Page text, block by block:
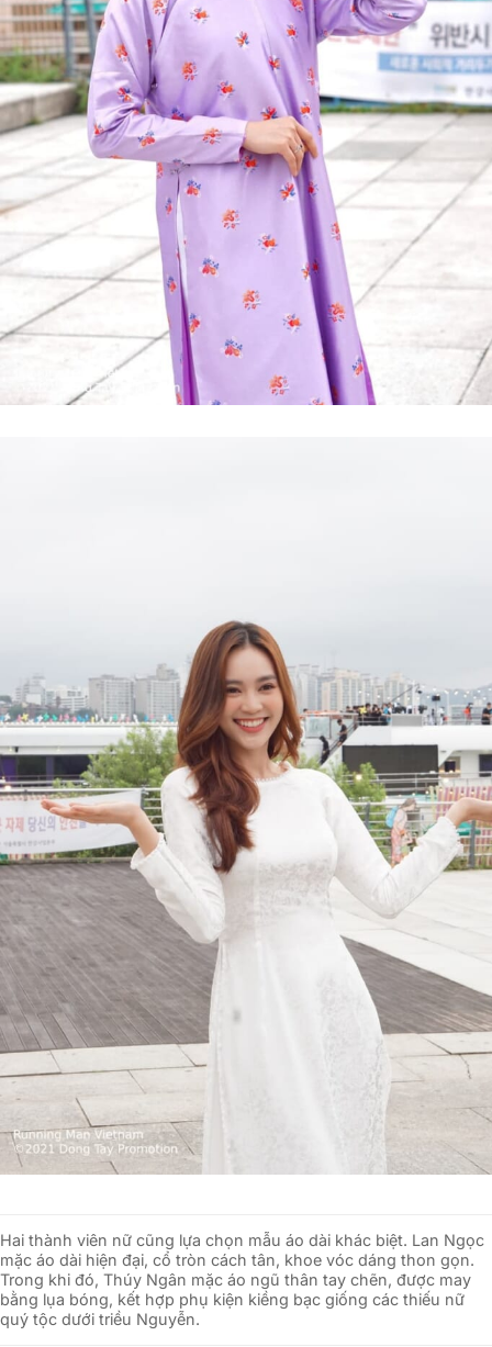
Hai thành viên nữ cũng lựa chọn mẫu áo dài khác biệt. Lan Ngọc
mặc áo dài hiện đại, cổ tròn cách tân, khoe vóc dáng thon gọn.
Trong khi đó, Thúy Ngân mặc áo ngũ thân tay chẽn, được may
bằng lụa bóng, kết hợp phụ kiện kiềng bạc giống các thiếu nữ
quý tộc dưới triều Nguyễn.